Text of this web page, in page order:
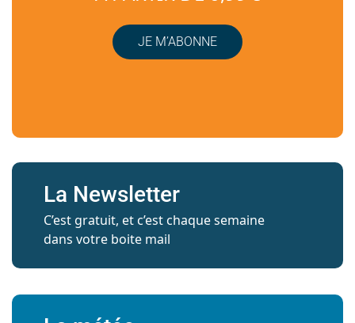
JE M’ABONNE
La Newsletter
C’est gratuit, et c’est chaque semaine
dans votre boite mail